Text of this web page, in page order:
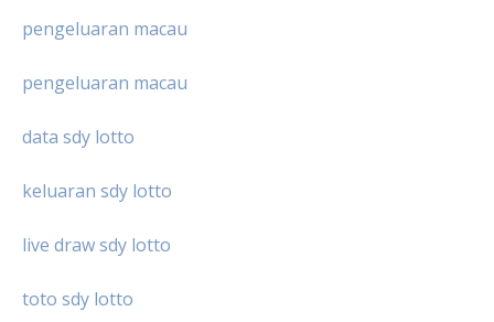
pengeluaran macau
pengeluaran macau
data sdy lotto
keluaran sdy lotto
live draw sdy lotto
toto sdy lotto